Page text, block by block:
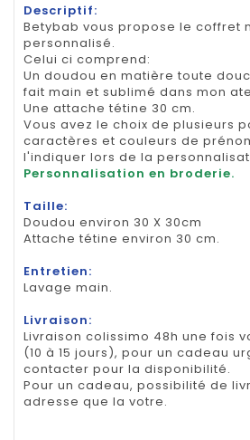
Descriptif:
Betybab vous propose le coffret
personnalisé.
Celui ci comprend:
Un doudou en matière toute
fait main et sublimé dans mon
Une attache tétine 30 cm.
Vous avez le choix de plusieurs
caractères et couleurs de
l'indiquer lors de la
Personnalisation en broderie.
Taille:
Doudou environ 30 X 30cm
Attache tétine environ 30 cm.
Entretien:
Lavage main.
Livraison:
Livraison colissimo 48h une fois
(10 à 15 jours), pour un cadeau
contacter pour la disponibilité.
Pour un cadeau, possibilité de
adresse que la votre.